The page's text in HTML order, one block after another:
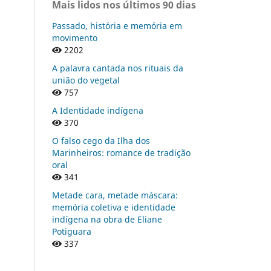
Mais lidos nos últimos 90 dias
Passado, história e memória em
movimento
2202
A palavra cantada nos rituais da
união do vegetal
757
A Identidade indígena
370
O falso cego da Ilha dos
Marinheiros: romance de tradição
oral
341
Metade cara, metade máscara:
memória coletiva e identidade
indígena na obra de Eliane
Potiguara
337